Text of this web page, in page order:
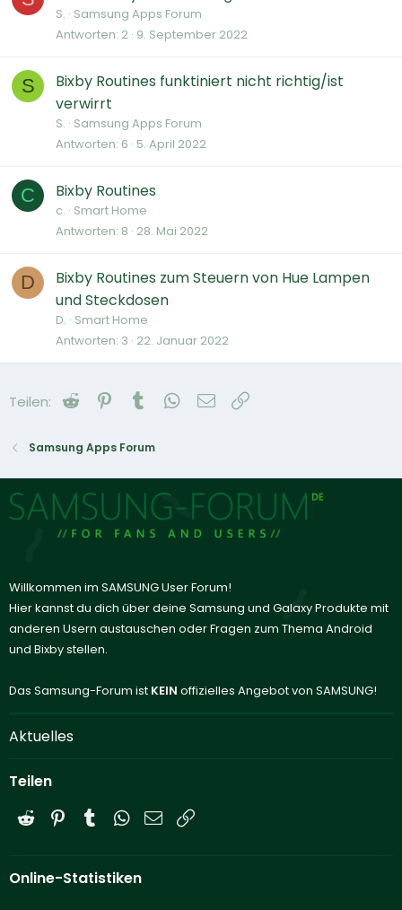
S. Samsung Apps Forum
Antworten 2 9. September 2022
S
Bixby Routines funktiniert nicht richtig/ist
verwirrt
S. Samsung Apps Forum
Antworten 6 5. April 2022
C Bixby Routines
c. Smart Home
Antworten 8 28. Mai 2022
D
Bixby Routines zum Steuern von Hue Lampen
und Steckdosen
D. Smart Home
Antworten 3 22. Januar 2022
Teilen: Reddit Pinterest
Tumblr WhatsApp
E-Mail
Samsung Apps Forum
Willkommen im SAMSUNG User Forum!
Hier kannst du dich über deine Samsung und Galaxy Produkte mit
anderen Usern austauschen oder Fragen zum Thema Android
und Bixby stellen.
Das Samsung-Forum ist KEIN offizielles Angebot von SAMSUNG!
Aktuelles
Teilen
Reddit PinterestTumblrWhatsApp
E-Mail
Online-Statistiken